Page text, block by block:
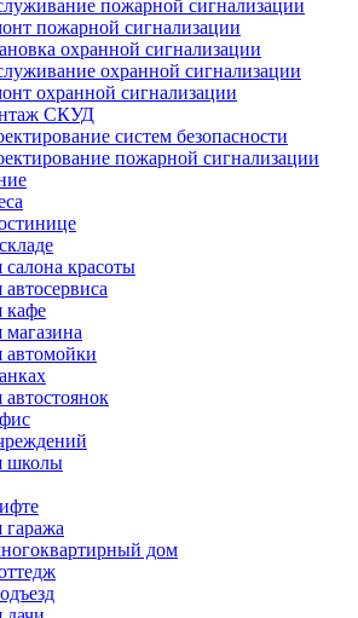
пожарной сигнализации
пожарной сигнализации
охранной сигнализации
охранной сигнализации
охранной сигнализации
СКУД
систем безопасности
пожарной сигнализации
салона красоты
автосервиса
кафе
магазина
автомойки
автостоянок
школы
гаража
дом